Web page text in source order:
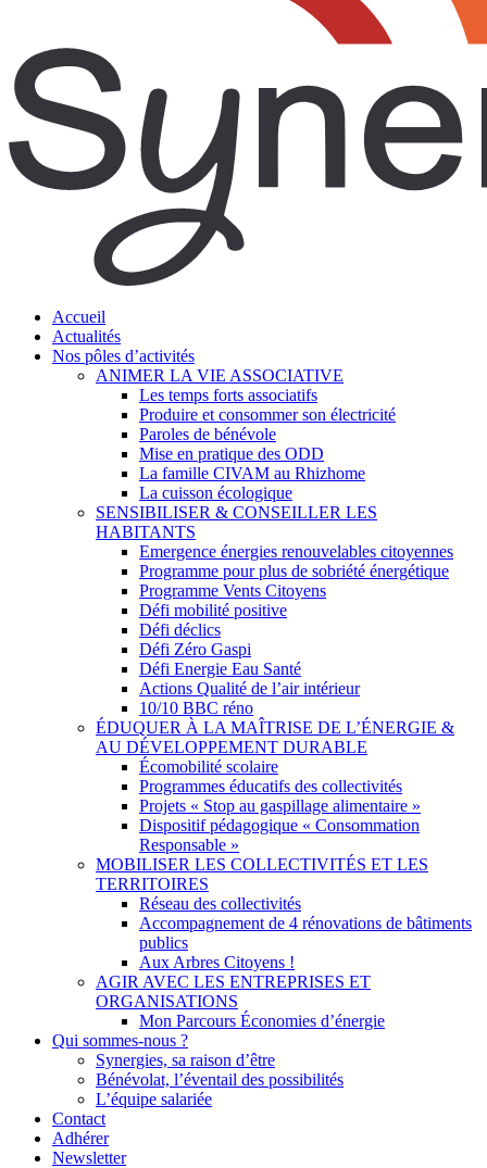
search
Menu
Accueil
Actualités
Nos pôles d’activités
ANIMER LA VIE ASSOCIATIVE
Les temps forts associatifs
Produire et consommer son électricité
Paroles de bénévole
Mise en pratique des ODD
La famille CIVAM au Rhizhome
La cuisson écologique
SENSIBILISER & CONSEILLER LES
HABITANTS
Emergence énergies renouvelables citoyennes
Programme pour plus de sobriété énergétique
Programme Vents Citoyens
Défi mobilité positive
Défi déclics
Défi Zéro Gaspi
Défi Energie Eau Santé
Actions Qualité de l’air intérieur
10/10 BBC réno
ÉDUQUER À LA MAÎTRISE DE L’ÉNERGIE &
AU DÉVELOPPEMENT DURABLE
Écomobilité scolaire
Programmes éducatifs des collectivités
Projets « Stop au gaspillage alimentaire »
Dispositif pédagogique « Consommation
Responsable »
MOBILISER LES COLLECTIVITÉS ET LES
TERRITOIRES
Réseau des collectivités
Accompagnement de 4 rénovations de bâtiments
publics
Aux Arbres Citoyens !
AGIR AVEC LES ENTREPRISES ET
ORGANISATIONS
Mon Parcours Économies d’énergie
Qui sommes-nous ?
Synergies, sa raison d’être
Bénévolat, l’éventail des possibilités
L’équipe salariée
Contact
Adhérer
Newsletter